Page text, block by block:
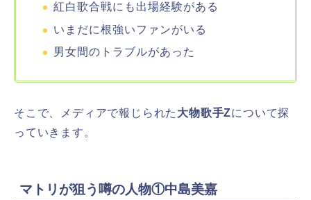
紅白歌合戦にも出場経験がある
いまだに根強いファンがいる
男女間のトラブルがあった
そこで、メディアで報じられた 大物歌手Zについて探
っていきます。
マトリが狙う噂の人物①中島美嘉